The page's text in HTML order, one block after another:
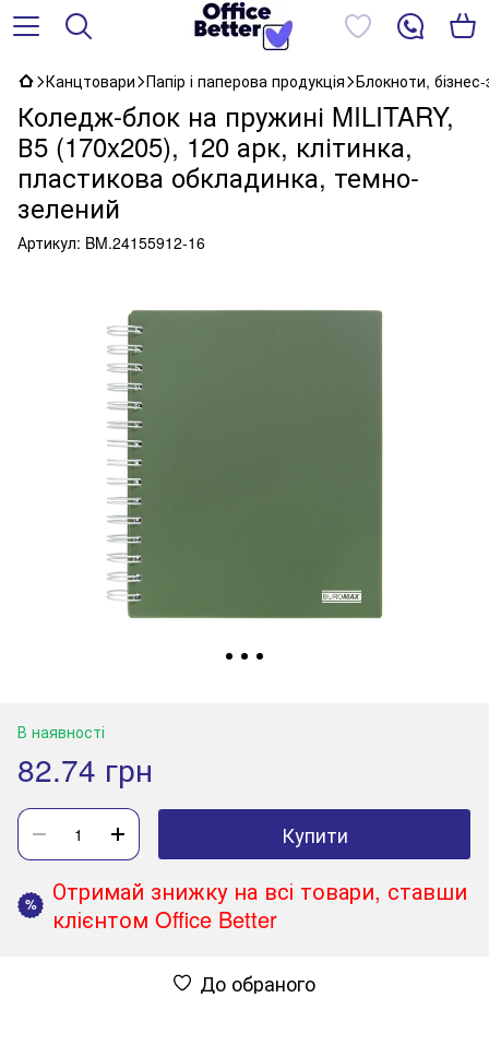
Канцтовари Папір і паперова продукція Блокноти,
Коледж-блок на пружині MILITARY,
В5 (170x205), 120 арк, клітинка,
пластикова обкладинка, темно-
зелений
Артикул: BM.24155912-16
В наявності
82.74 грн
Купити
%
Отримай знижку на всі товари, ставши
клієнтом Office Better
До обраного